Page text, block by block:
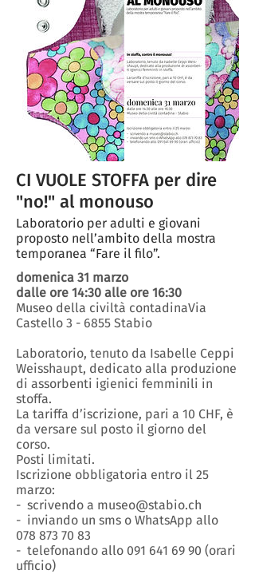
CI VUOLE STOFFA per dire
"no!" al monouso
Laboratorio per adulti e giovani
proposto nell’ambito della mostra
temporanea “Fare il filo”.
domenica 31 marzo
dalle ore 14:30 alle ore 16:30
Museo della civiltà contadinaVia
Castello 3 - 6855 Stabio
Laboratorio, tenuto da Isabelle Ceppi
Weisshaupt, dedicato alla produzione
di assorbenti igienici femminili in
stoffa.
La tariffa d’iscrizione, pari a 10 CHF, è
da versare sul posto il giorno del
corso.
Posti limitati.
Iscrizione obbligatoria entro il 25
marzo:
- scrivendo a museo@stabio.ch
- inviando un sms o WhatsApp allo
078 873 70 83
- telefonando allo 091 641 69 90 (orari
ufficio)